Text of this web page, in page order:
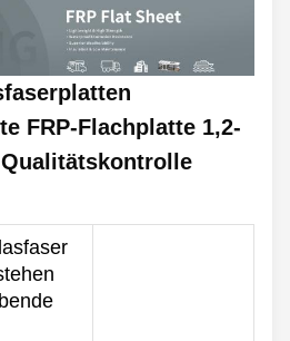
FRP-Flachplatte 1,2-